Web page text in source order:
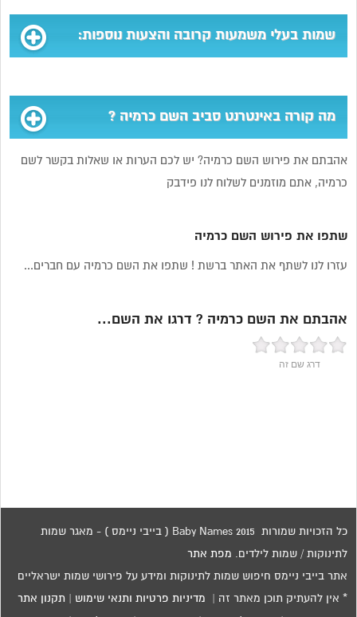
שמות בעלי משמעות קרובה והצעות נוספות:
מה קורה באינטרנט סביב השם כרמיה ?
אהבתם את פירוש השם כרמיה? יש לכם הערות או שאלות בקשר לשם
כרמיה, אתם מוזמנים לשלוח לנו פידבק
שתפו את פירוש השם כרמיה
עזרו לנו לשתף את האתר ברשת ! שתפו את השם כרמיה עם חברים...
אהבתם את השם כרמיה ? דרגו את השם...
דרג שם זה
כל הזכויות שמורות 2015 Baby Names ( בייבי ניימס ) - מאגר שמות
לתינוקות / שמות לילדים. מפת אתר
אתר בייבי ניימס חיפוש שמות לתינוקות ומידע על פירושי שמות ישראליים
* אין להעתיק תוכן מאתר זה | מדיניות פרטיות ותנאי שימוש תקנון אתר